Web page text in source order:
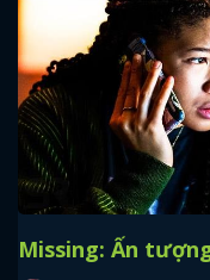
Missing: Ấn